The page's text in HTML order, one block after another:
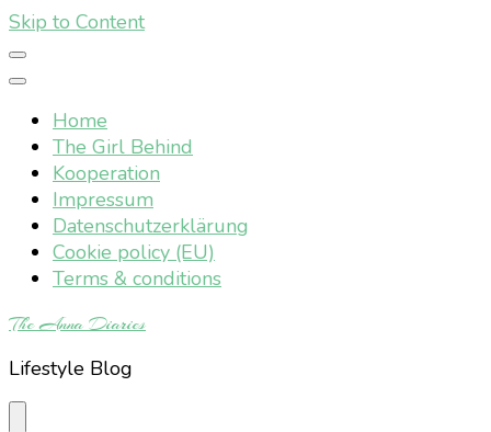
Skip to Content
Home
The Girl Behind
Kooperation
Impressum
Datenschutzerklärung
Cookie policy (EU)
Terms & conditions
The Anna Diaries
Lifestyle Blog